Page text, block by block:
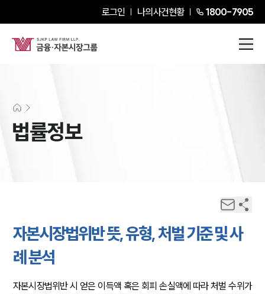
로그인 나의사건현황 1800-7905
법률정보
자본시장법위반 뜻, 유형, 처벌 기준 및 사
례 분석
자본시장법위반 시 얻은 이득액 혹은 회피 손실액에 따라 처벌 수위가